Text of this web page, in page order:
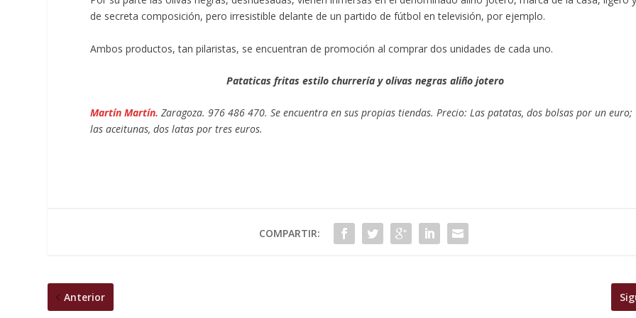
de secreta composición, pero irresistible delante de un partido de fútbol en televisión, por ejemplo.
Ambos productos, tan pilaristas, se encuentran de promoción al comprar dos unidades de cada uno.
Pataticas fritas estilo churrería y olivas negras aliño jotero
Martín Martín. Zaragoza. 976 486 470. Se encuentra en sus propias tiendas. Precio: Las patatas, dos bolsas por un euro;
las aceitunas, dos latas por tres euros.
COMPARTIR:
Anterior